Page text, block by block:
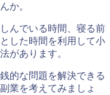
か。
んでいる時間、寝る前
した時間を利用して小
があります。
的な問題を解決できる
業を考えてみましょ